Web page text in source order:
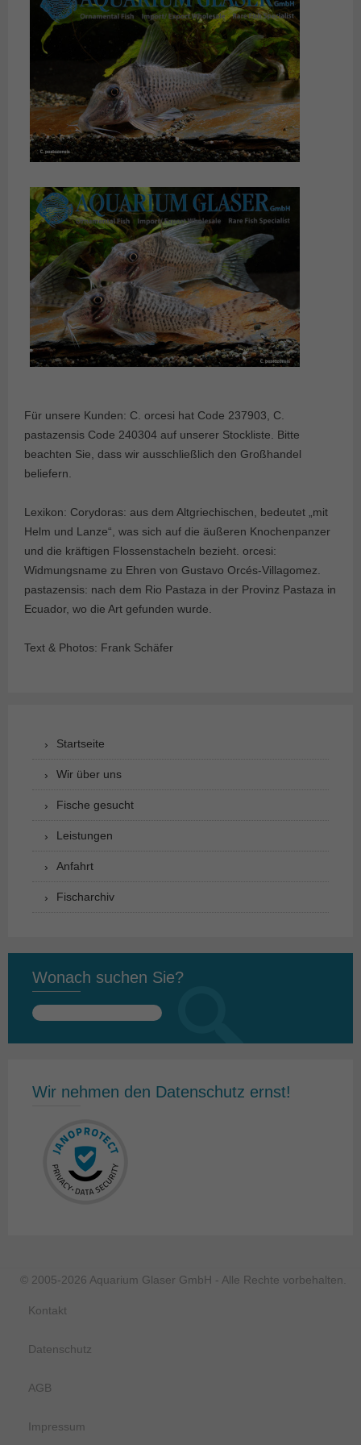
Für unsere Kunden: C. orcesi hat Code 237903, C.
pastazensis Code 240304 auf unserer Stockliste. Bitte
beachten Sie, dass wir ausschließlich den Großhandel
beliefern.
Lexikon: Corydoras: aus dem Altgriechischen, bedeutet „mit
Helm und Lanze“, was sich auf die äußeren Knochenpanzer
und die kräftigen Flossenstacheln bezieht. orcesi:
Widmungsname zu Ehren von Gustavo Orcés-Villagomez.
pastazensis: nach dem Rio Pastaza in der Provinz Pastaza in
Ecuador, wo die Art gefunden wurde.
Text & Photos: Frank Schäfer
Startseite
Wir über uns
Fische gesucht
Leistungen
Anfahrt
Fischarchiv
Wonach suchen Sie?
Suchen
Wir nehmen den Datenschutz ernst!
© 2005-2026 Aquarium Glaser GmbH - Alle Rechte vorbehalten.
Kontakt
Datenschutz
AGB
Impressum